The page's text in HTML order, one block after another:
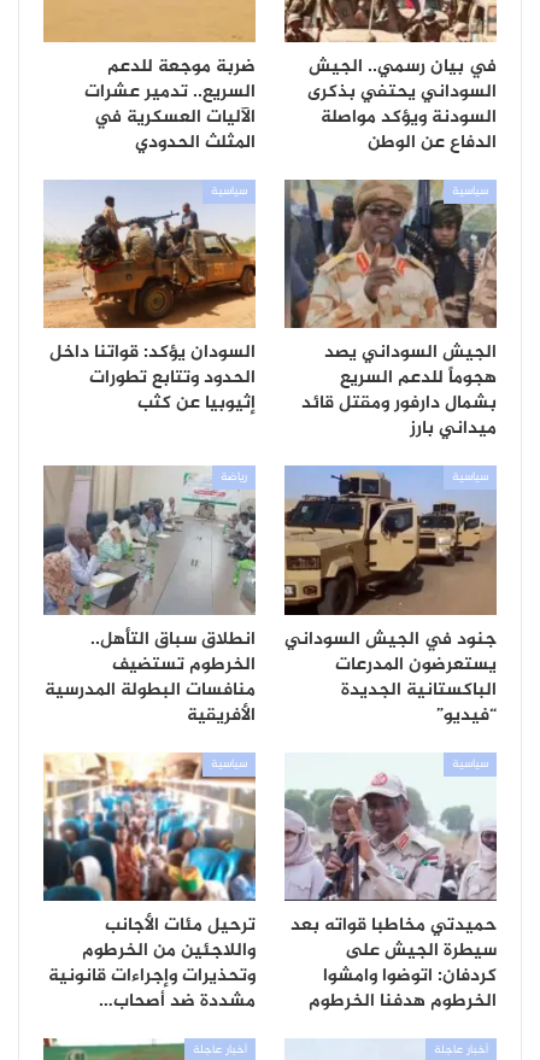
في بيان رسمي.. الجيش
السوداني يحتفي بذكرى
السودنة ويؤكد مواصلة
الدفاع عن الوطن
ضربة موجعة للدعم
السريع.. تدمير عشرات
الآليات العسكرية في
المثلث الحدودي
سياسية
الجيش السوداني يصد
هجوماً للدعم السريع
بشمال دارفور ومقتل قائد
ميداني بارز
سياسية
السودان يؤكد: قواتنا داخل
الحدود وتتابع تطورات
إثيوبيا عن كثب
سياسية
جنود في الجيش السوداني
يستعرضون المدرعات
الباكستانية الجديدة
“فيديو”
رياضة
انطلاق سباق التأهل..
الخرطوم تستضيف
منافسات البطولة المدرسية
الأفريقية
سياسية
حميدتي مخاطبا قواته بعد
سيطرة الجيش على
كردفان: اتوضوا وامشوا
الخرطوم هدفنا الخرطوم
سياسية
ترحيل مئات الأجانب
واللاجئين من الخرطوم
وتحذيرات وإجراءات قانونية
مشددة ضد أصحاب…
أخبار عاجلة أخبار عاجلة